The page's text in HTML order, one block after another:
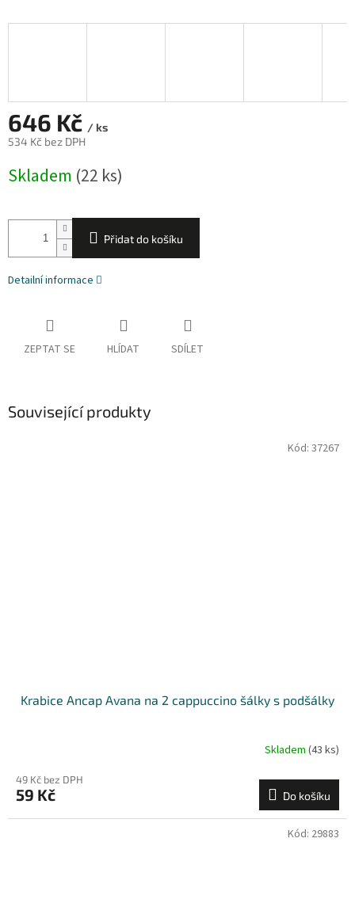
646 Kč / ks
534 Kč bez DPH
cena:
Skladem (22 ks)
Přidat do košíku
Detailní informace
ZEPTAT SE HLÍDAT SDÍLET
Související produkty
Krabice Ancap Avana na 2 cappuccino šálky s podšálky
Skladem (43 ks)
49 Kč bez DPH
59 Kč Do košíku
Kód: 37267
Kód: 29883